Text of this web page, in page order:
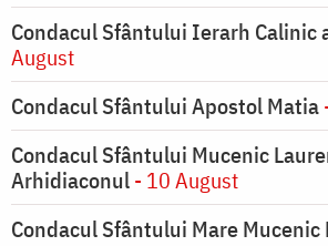
Condacul Sfântului Ierarh Calinic
August
Condacul Sfântului Apostol Matia
Condacul Sfântului Mucenic
Arhidiaconul- 10 August
Condacul Sfântului Mare Mucenic